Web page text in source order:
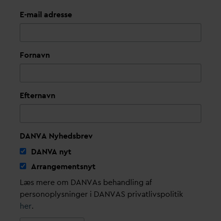
E-mail adresse
Fornavn
Efternavn
DANVA Nyhedsbrev
DANVA nyt
Arrangementsnyt
Læs mere om DANVAs behandling af
personoplysninger i DANVAS privatlivspolitik
her.